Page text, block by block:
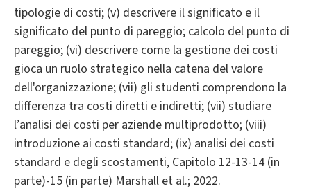
tipologie di costi; (v) descrivere il significato e il
significato del punto di pareggio; calcolo del punto di
pareggio; (vi) descrivere come la gestione dei costi
gioca un ruolo strategico nella catena del valore
dell'organizzazione; (vii) gli studenti comprendono la
differenza tra costi diretti e indiretti; (vii) studiare
l’analisi dei costi per aziende multiprodotto; (viii)
introduzione ai costi standard; (ix) analisi dei costi
standard e degli scostamenti, Capitolo 12-13-14 (in
parte)-15 (in parte) Marshall et al.; 2022.